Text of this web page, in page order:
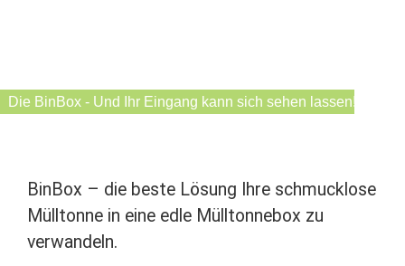
Die BinBox - Und Ihr Eingang kann sich sehen lassen!
BinBox – die beste Lösung Ihre schmucklose
Mülltonne in eine edle Mülltonnebox zu
verwandeln.